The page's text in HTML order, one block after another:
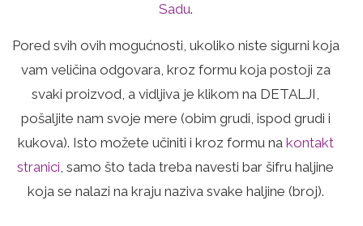
Sadu.
Pored svih ovih mogućnosti, ukoliko niste sigurni koja
vam veličina odgovara, kroz formu koja postoji za
svaki proizvod, a vidljiva je klikom na DETALJI,
pošaljite nam svoje mere (obim grudi, ispod grudi i
kukova). Isto možete učiniti i kroz formu na kontakt
stranici, samo što tada treba navesti bar šifru haljine
koja se nalazi na kraju naziva svake haljine (broj).